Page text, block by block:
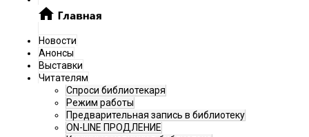
Новости
Анонсы
Выставки
Читателям
Спроси библиотекаря
Режим работы
Предварительная запись в библиотеку
ON-LINE ПРОДЛЕНИЕ